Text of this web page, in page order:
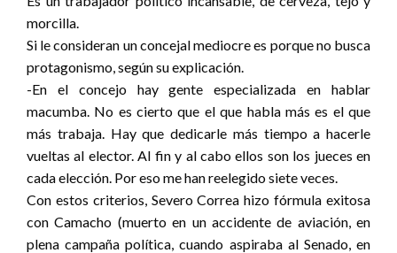
morcilla.
Si le consideran un concejal mediocre es porque no busca
protagonismo, según su explicación.
-En el concejo hay gente especializada en hablar
macumba. No es cierto que el que habla más es el que
más trabaja. Hay que dedicarle más tiempo a hacerle
vueltas al elector. Al fin y al cabo ellos son los jueces en
cada elección. Por eso me han reelegido siete veces.
Con estos criterios, Severo Correa hizo fórmula exitosa
con Camacho (muerto en un accidente de aviación, en
plena campaña política, cuando aspiraba al Senado, en